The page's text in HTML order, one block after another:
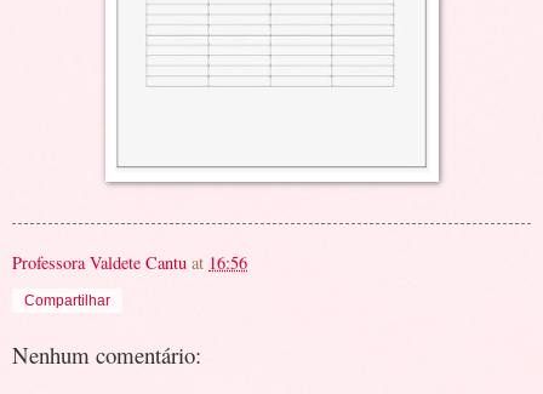
Professora Valdete Cantu at 16:56
Compartilhar
Nenhum comentário: